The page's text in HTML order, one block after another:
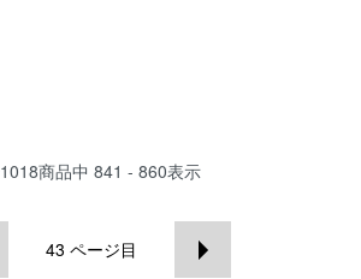
1018商品中 841 - 860表示
43 ページ目